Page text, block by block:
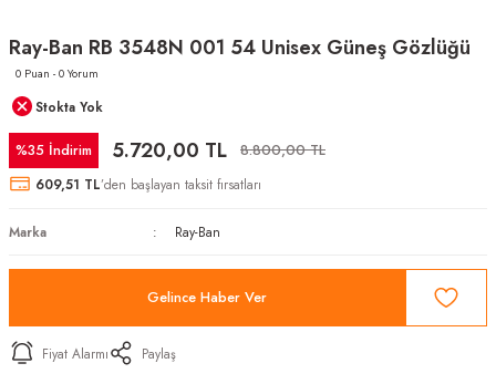
Ray-Ban RB 3548N 001 54 Unisex Güneş Gözlüğü
0 Puan - 0 Yorum
Stokta Yok
%35 İndirim 5.720,00 TL 8.800,00 TL
609,51 TL’den başlayan taksit fırsatları
Marka Ray-Ban
Gelince Haber Ver
Fiyat Alarmı Paylaş